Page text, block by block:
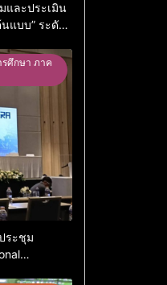
และประเมิน
นแบบ” ระดับ
รศึกษา ภาค
ระชุม